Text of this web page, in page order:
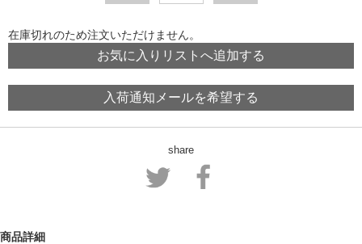
在庫切れのため注文いただけません。
お気に入りリストへ追加する
入荷通知メールを希望する
share
商品詳細